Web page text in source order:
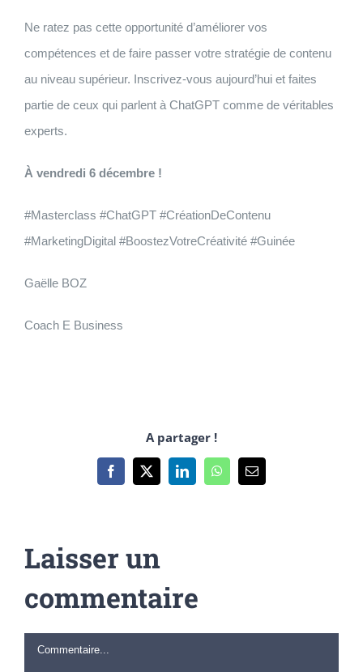
Ne ratez pas cette opportunité d’améliorer vos
compétences et de faire passer votre stratégie de contenu
au niveau supérieur. Inscrivez-vous aujourd’hui et faites
partie de ceux qui parlent à ChatGPT comme de véritables
experts.
À vendredi 6 décembre !
#Masterclass #ChatGPT #CréationDeContenu
#MarketingDigital #BoostezVotreCréativité #Guinée
Gaëlle BOZ
Coach E Business
A partager !
Facebook
X LinkedInWhatsApp
Email
Laisser un
commentaire
Commentaire